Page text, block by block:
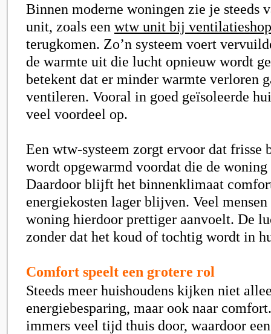
Binnen moderne woningen zie je steeds
unit, zoals een wtw unit bij
terugkomen. Zo’n systeem voert
de warmte uit die lucht opnieuw wordt
betekent dat er minder warmte verloren
ventileren. Vooral in goed geïsoleerde
veel voordeel op.
Een wtw-systeem zorgt ervoor dat frisse
wordt opgewarmd voordat die de
Daardoor blijft het binnenklimaat
energiekosten lager blijven. Veel
woning hierdoor prettiger aanvoelt. De
zonder dat het koud of tochtig wordt in
Comfort speelt een grotere rol
Steeds meer huishoudens kijken niet
energiebesparing, maar ook naar
immers veel tijd thuis door, waardoor